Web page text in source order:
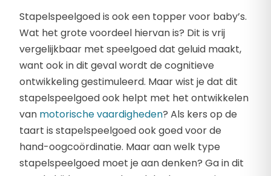
Stapelspeelgoed is ook een topper voor baby’s.
Wat het grote voordeel hiervan is? Dit is vrij
vergelijkbaar met speelgoed dat geluid maakt,
want ook in dit geval wordt de cognitieve
ontwikkeling gestimuleerd. Maar wist je dat dit
stapelspeelgoed ook helpt met het ontwikkelen
van motorische vaardigheden? Als kers op de
taart is stapelspeelgoed ook goed voor de
hand-oogcoördinatie. Maar aan welk type
stapelspeelgoed moet je aan denken? Ga in dit